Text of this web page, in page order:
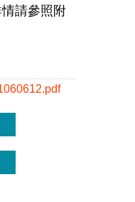
請參照附